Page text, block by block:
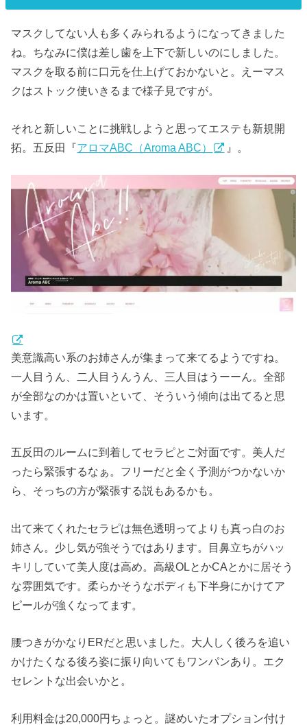
マスクしてない人も多くみられるようになってきました
ね。ちなみに僕は差し歯を上下で新しいのにしました。
マスクを取る前に口元を仕上げておかないと。えーマス
クはストック使いきるまで様子見ですが。
それと新しいことに挑戦しようと思ってエステも新規開
拓。五反田『アロマABC（Aroma ABC） 』。
美意識高い系のお姉さんが集まって来てるようですね。
一人目うん、二人目うんうん、三人目はうーーん。全部
が全部なのかは置いといて、そういう傾向は出てると思
います。
五反田のルームに到着してセラピとご対面です。美人だ
ったら緊張するなぁ。フリーだと全く予測がつかないか
ら、そっちの方が緊張する説もあるかも。
出て来てくれたセラピは無色透明ってよりも真っ白のお
姉さん。少し気が強そうではあります。目鼻立ちがハッ
キリしていて美人度は高め。高級OLとかCAとかに居そう
な雰囲気です。柔らかそうなボディも下半身にかけてア
ピールが強くなってます。
腰つきがかなりERだと思いました。大人しく後ろを追い
かけたくなる後ろ姿に振り向いてもワンパンあり。エク
セレントな出会いかと。
利用料金は20,000円ちょっと。謎めいたオプション付け